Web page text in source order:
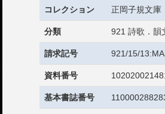
コレクション 正岡子規文庫
分類 921 詩歌．韻
請求記号 921/15/
資料番号
基本書誌番号